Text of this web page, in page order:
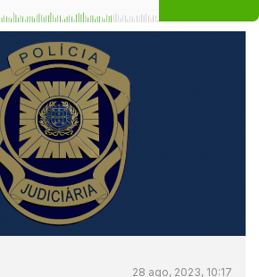
28 ago, 2023, 10:17